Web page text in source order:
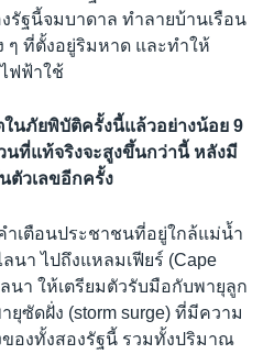
ฐนี้จมบาดาล ทำลายบ้านเรือน
ๆ ที่ตั้งอยู่ริมหาด และทำให้
ฟฟ้าใช้
ในภัยพิบัติครั้งนี้แล้วอย่างน้อย 9
นที่แท้จริงจะสูงขึ้นกว่านี้ หลังมี
ตัวเลขอีกครั้ง
ำเตือนประชาชนที่อยู่ใกล้แม่น้ำ
นา ไปถึงแหลมเฟียร์ (Cape
นา ให้เตรียมตัวรับมือกับพายุลูก
ซัดฝั่ง (storm surge) ที่มีความ
ของทั้งสองรัฐนี้ รวมทั้งปริมาณ